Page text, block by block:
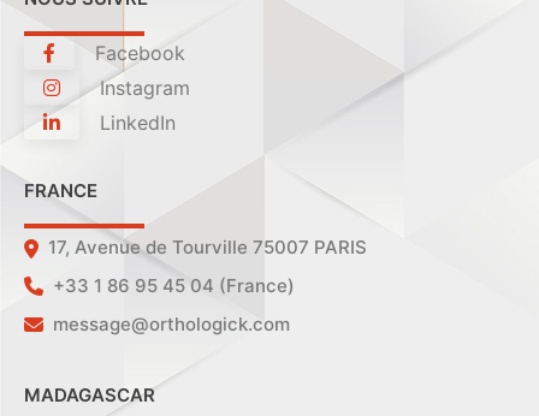
Facebook
Instagram
LinkedIn
FRANCE
17, Avenue de Tourville 75007 PARIS
+33 1 86 95 45 04 (France)
message@orthologick.com
MADAGASCAR